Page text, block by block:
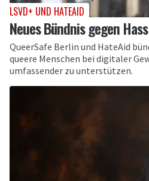
LSVD+ UND HATEAID
Neues Bündnis gegen Hass
QueerSafe Berlin und HateAid
queere Menschen bei digitaler
umfassender zu unterstützen.